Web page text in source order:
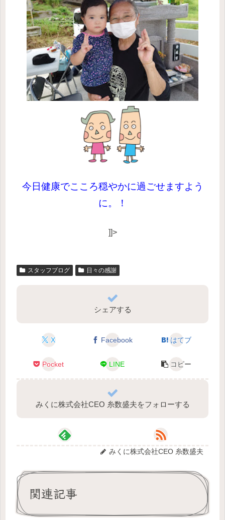
今日健康でこころ穏やかに過ごせますよう
に。！
]]>
スタッフブログ 日々の感謝
シェアする
X Facebook はてブ
Pocket LINE コピー
みくに株式会社CEO 糸数盛夫をフォローする
みくに株式会社CEO 糸数盛夫
関連記事